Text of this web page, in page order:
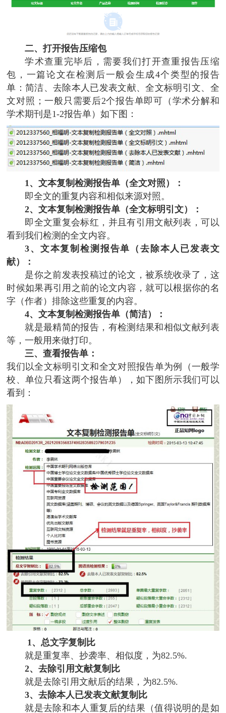
二、打开报告压缩包
学术查重完毕后，需要我们打开查重报告压缩
包，一篇论文在检测后一般会生成4个类型的报告
单：简洁、去除本人已发表文献、全文标明引文、全
文对照；一般只需要后2个报告单即可（学术分解和
学术期刊是1-2报告单）如下图：
1、文本复制检测报告单（全文对照）：
即全文的重复内容和相似来源对照。
2、文本复制检测报告单（全文标明引文）：
即全文重复会标红，并且有引用文献列表，可以
看到我们检测的全文内容。
3、文本复制检测报告单（去除本人已发表文
献）：
是你之前发表投稿过的论文，被系统收录了，这
时候如果再引用之前的论文内容，就可以根据你的名
字（作者）排除这些重复的内容。
4、文本复制检测报告单（简洁）：
就是最精简的报告，有检测结果和相似文献列表
等，一般用来做打印。
三、查看报告单：
我们以全文标明引文和全文对照报告单为例（一般学
校、单位只看这两个报告单），如下图所示我们可以
看到：
1、总文字复制比
就是重复率、抄袭率、相似度，为82.5%.
2、去除引用文献复制比
就是去除引用文献后的结果，为82.5%.
3、去除本人已发表文献复制比
就是去除和本人重复后的结果（值得说明的是如